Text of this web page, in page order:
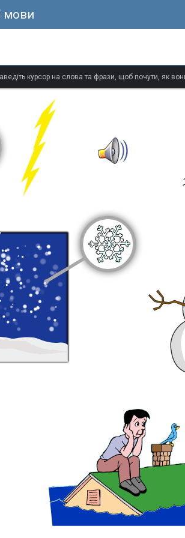
мови
курсор на слова та фрази, щоб почути, як